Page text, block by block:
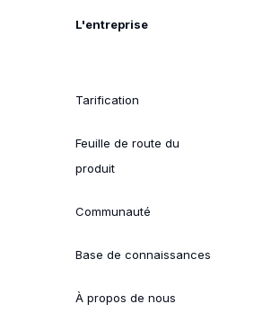
L'entreprise
Tarification
Feuille de route du
produit
Communauté
Base de connaissances
À propos de nous